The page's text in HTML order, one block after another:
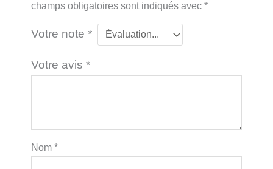
champs obligatoires sont indiqués avec *
Votre note *
Votre avis *
Nom *